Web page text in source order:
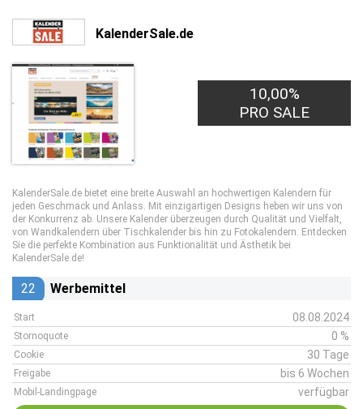
KalenderSale.de
10,00%
PRO SALE
KalenderSale.de bietet eine breite Auswahl an hochwertigen Kalendern für
jeden Geschmack und Anlass. Mit einzigartigen Designs heben wir uns von
der Konkurrenz ab. Unsere Kalender überzeugen durch Qualität und Vielfalt,
von Wandkalendern über Tischkalender bis hin zu Fotokalendern. Entdecken
Sie die perfekte Kombination aus Funktionalität und Ästhetik bei
KalenderSale.de!
22 Werbemittel
Start 08.08.2024
Stornoquote 0 %
Cookie 30 Tage
Freigabe bis 6 Wochen
Mobil-Landingpage verfügbar